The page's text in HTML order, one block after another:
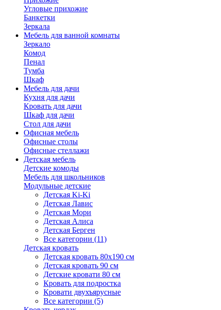
Угловые прихожие
Банкетки
Зеркала
Мебель для ванной комнаты
Зеркало
Комод
Пенал
Тумба
Шкаф
Мебель для дачи
Кухня для дачи
Кровать для дачи
Шкаф для дачи
Стол для дачи
Офисная мебель
Офисные столы
Офисные стеллажи
Детская мебель
Детские комоды
Мебель для школьников
Модульные детские
Детская Ki-Ki
Детская Лавис
Детская Мори
Детская Алиса
Детская Берген
Все категории (11)
Детская кровать
Детская кровать 80х190 см
Детская кровать 90 см
Детские кровати 80 см
Кровать для подростка
Кровати двухъярусные
Все категории (5)